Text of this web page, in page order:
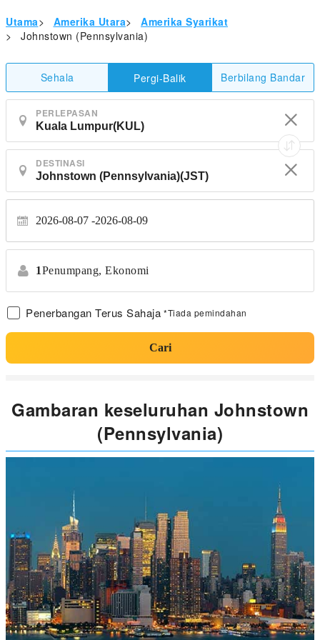
Utama> Amerika Utara>
Amerika Syarikat
>
Johnstown (Pennsylvania)
Sehala Pergi-Balik Berbilang Bandar
PERLEPASAN
DESTINASI
2026-08-07 2026-08-09
1Penumpang, Ekonomi
Penerbangan Terus Sahaja *Tiada pemindahan
Cari
Gambaran keseluruhan Johnstown
(Pennsylvania)